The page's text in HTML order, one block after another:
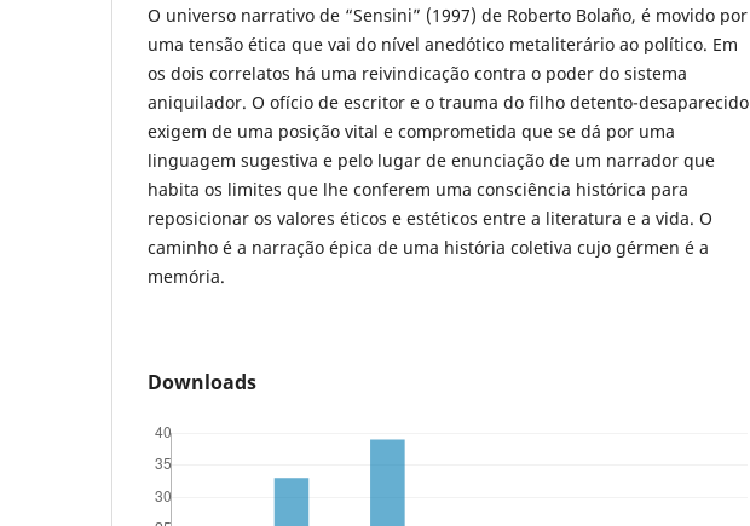
O universo narrativo de “Sensini” (1997) de Roberto Bolaño, é movido por
uma tensão ética que vai do nível anedótico metaliterário ao político. Em
os dois correlatos há uma reivindicação contra o poder do sistema
aniquilador. O ofício de escritor e o trauma do filho detento-desaparecido
exigem de uma posição vital e comprometida que se dá por uma
linguagem sugestiva e pelo lugar de enunciação de um narrador que
habita os limites que lhe conferem uma consciência histórica para
reposicionar os valores éticos e estéticos entre a literatura e a vida. O
caminho é a narração épica de uma história coletiva cujo gérmen é a
memória.
Downloads